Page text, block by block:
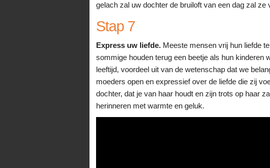
gelach zal uw dochter de bruiloft van een dag zal ze
Stap 7
Express uw liefde. Meeste mensen vrij hun liefde
sommige houden terug een beetje als hun kinderen
leeftijd, voordeel uit van de wetenschap dat we
moeders open en expressief over de liefde die zij
dochter, dat je van haar houdt en zijn trots op haar
herinneren met warmte en geluk.